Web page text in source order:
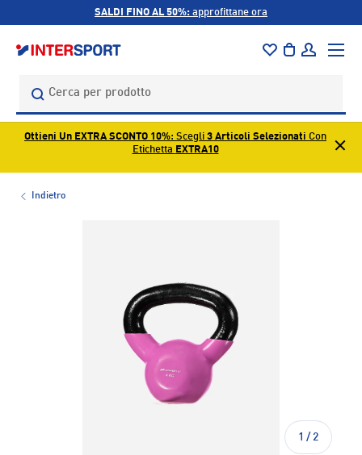
SALDI FINO AL 50%: approfittane ora
Cerca
BorsaAccedi
Menu
Ottieni Un EXTRA SCONTO 10%: Scegli 3 Articoli Selezionati Con
Etichetta EXTRA10
Indietro
1 / di
2